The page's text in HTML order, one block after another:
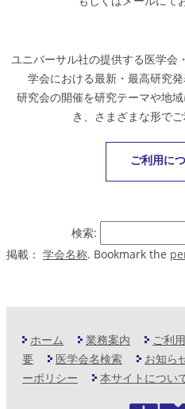
ユニバーサル社の提供する医学会
学会における最新・最高研究
研究会の開催を研究テーマや地
き、さまざまな形で
ご利用に
検索:
掲載： 学会名称. Bookmark the
ホーム 業務案内 ご利
要
医学会名検索 お知ら
ーポリシー
本サイトについ